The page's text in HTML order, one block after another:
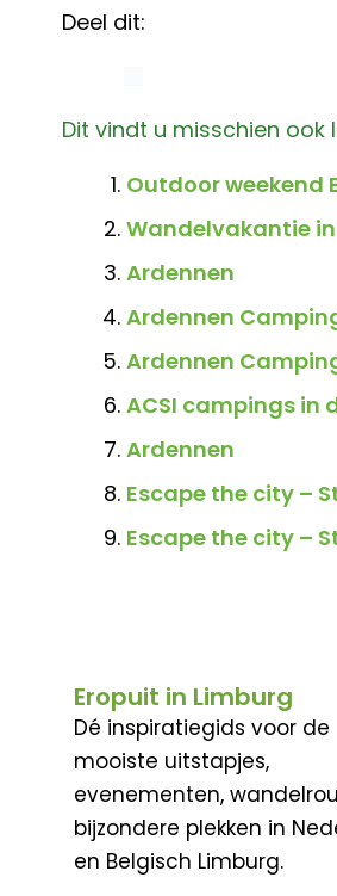
Deel dit:
Dit vindt u misschien ook
Outdoor weekend
Wandelvakantie in
Ardennen
Ardennen
Ardennen
ACSI campings in
Ardennen
Escape the city –
Escape the city –
Eropuit in Limburg
Dé inspiratiegids voor de
mooiste uitstapjes,
evenementen,
bijzondere plekken in
en Belgisch Limburg.